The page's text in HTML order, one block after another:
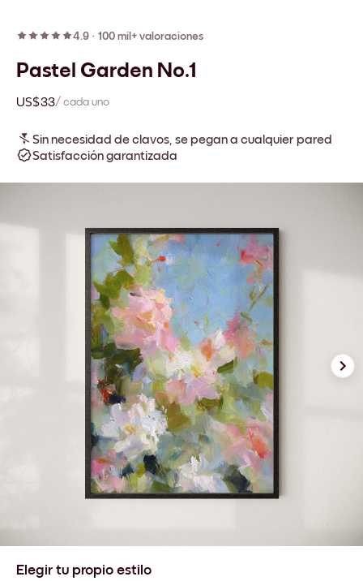
4.9 · 100 mil+ valoraciones
Pastel Garden No.1
US$33/ cada uno
Sin necesidad de clavos, se pegan a cualquier pared
Satisfacción garantizada
Elegir tu propio estilo